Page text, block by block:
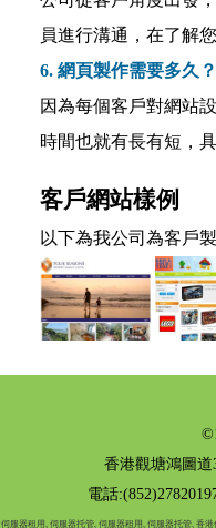
員進行溝通，在了解
6. 網頁製作需要多久？
因為每個客戶對網站
時間也就有長有短，
客戶網站樣例
以下為我公司為客戶
香港觀塘鴻圖
電話
伺服器租用, 伺服器托管, 伺服器租用, 伺服器托管, 香港